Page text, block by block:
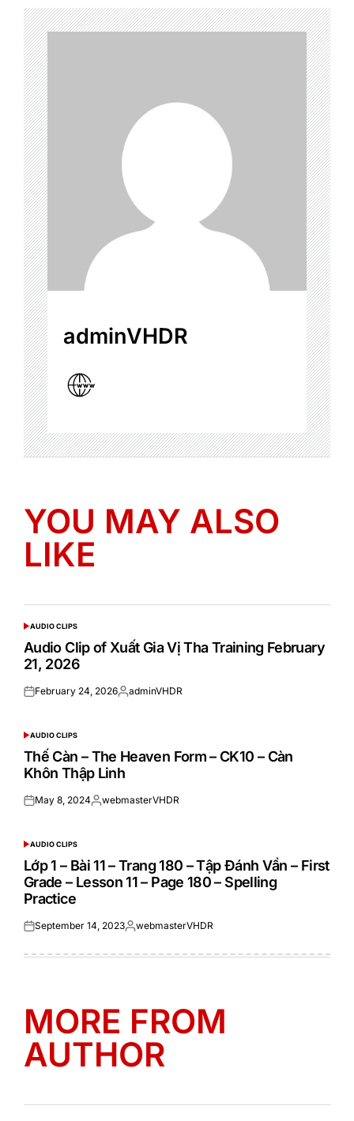
adminVHDR
YOU MAY ALSO
LIKE
POSTED
IN
AUDIO CLIPS
Audio Clip of Xuất Gia Vị Tha Training February
21, 2026
Posted
February 24, 2026Posted
adminVHDR
POSTED
IN
AUDIO CLIPS
Thế Càn – The Heaven Form – CK10 – Càn
Khôn Thập Linh
Posted
May 8, 2024Posted
webmasterVHDR
POSTED
IN
AUDIO CLIPS
Lớp 1 – Bài 11 – Trang 180 – Tập Đánh Vần – First
Grade – Lesson 11 – Page 180 – Spelling
Practice
Posted
September 14, 2023Posted
webmasterVHDR
MORE FROM
AUTHOR